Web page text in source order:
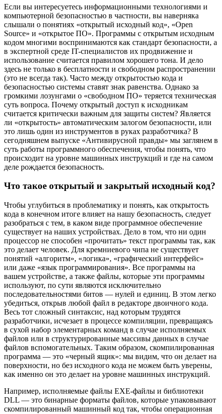
Если вы интересуетесь информационными технологиями и
компьютерной безопасностью в частности, вы наверняка
слышали о понятиях «открытый исходный код», «Open
Source» и «открытое ПО». Программы с открытым исходным
кодом многими воспринимаются как стандарт безопасности, а
в экспертной среде IT-специалистов их продвижение и
использование считается правилом хорошего тона. И дело
здесь не только в бесплатности и свободном распространении
(это не всегда так). Часто между открытостью кода и
безопасностью системы ставят знак равенства. Однако за
громкими лозунгами о «свободном ПО» теряется техническая
суть вопроса. Почему открытый доступ к исходникам
считается критически важным для защиты систем? Является
ли «открытость» автоматическим залогом безопасности, или
это лишь один из инструментов в руках разработчика? В
сегодняшнем выпуске «Антивирусной правды» мы заглянем в
суть работы программного обеспечения, чтобы понять, что
происходит на уровне машинных инструкций и где на самом
деле рождается безопасность.
Что такое открытый и закрытый исходный код?
Чтобы углубиться в проблематику и понять, как открытость
кода в конечном итоге влияет на нашу безопасность, следует
разобраться с тем, в каком виде программное обеспечение
существует на наших устройствах. Дело в том, что ни один
процессор не способен «прочитать» текст программы так, как
это делает человек. Для кремниевого чипа не существует
понятий «алгоритм», «логика», «графический интерфейс»
или даже «язык программирования». Все программы на
вашем устройстве, а также файлы, которые эти программы
используют, по сути являются исключительно
последовательностями битов — нулей и единиц. В этом легко
убедиться, открыв любой файл в редакторе двоичного кода.
Весь тот сложный синтаксис, над которым трудятся
разработчики, исчезает в процессе компиляции, превращаясь
в сухой набор элементарных команд в случае исполняемых
файлов или в структурированные массивы данных в случае
файлов вспомогательных. Таким образом, скомпилированная
программа — это «черный ящик»: мы видим, что он делает на
поверхности, но без исходного кода не можем быть уверены,
как именно он это делает на уровне машинных инструкций.
Например, исполняемые файлы EXE-файлы и библиотеки
DLL — это бинарные форматы файлов, которые упаковывают
скомпилированный машинный код так, чтобы операционная